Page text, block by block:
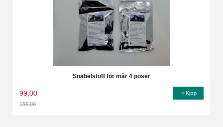
Snabelstoff for mår 4 poser
99,00
156,00
Kjøp